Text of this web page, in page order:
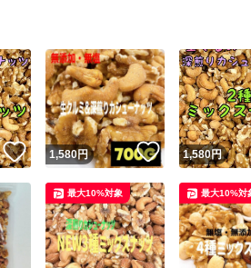
いいね！
1,580円 いいね！
1,580円
最大10%対象 最大10%対